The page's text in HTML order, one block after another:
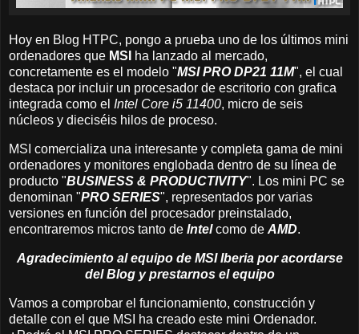
Hoy en Blog HTPC, pongo a prueba uno de los últimos mini
ordenadores que MSI
ha lanzado al mercado,
concretamente es el modelo "MSI PRO DP21 11M", el cual
destaca por incluir un procesador de escritorio con grafica
integrada como el Intel Core i5 11400, micro de seis
núcleos y dieciséis hilos de proceso.
MSI comercializa una interesante y completa gama de mini
ordenadores y monitores englobada dentro de su línea de
producto "BUSINESS & PRODUCTIVITY". Los mini PC se
denominan "PRO SERIES", representados por varias
versiones en función del procesador preinstalado,
encontraremos micros tanto de Intelcomo de AMD.
Agradecimiento al equipo de MSI Iberia por acordarse
del Blog y prestarnos el equipo
Vamos a comprobar el funcionamiento, construcción y
detalle con el que MSI ha creado este mini Ordenador.